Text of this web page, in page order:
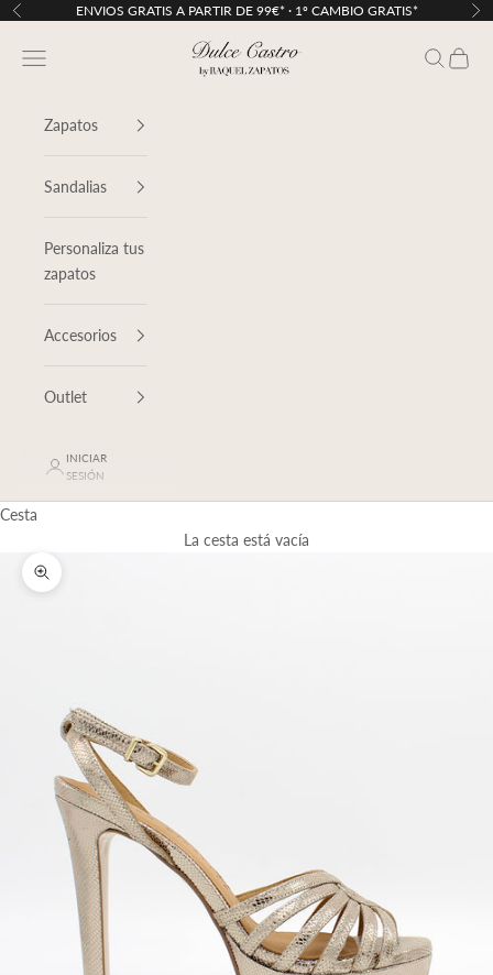
Ir al contenido
Anterior ENVIOS GRATIS A PARTIR DE 99€* · 1º CAMBIO GRATIS*
Dulce Castro
Menú Buscar
Cesta
Zapatos
Sandalias
Personaliza tus
zapatos
Accesorios
Outlet
INICIAR
SESIÓN
Cesta
La cesta está vacía
Zoom